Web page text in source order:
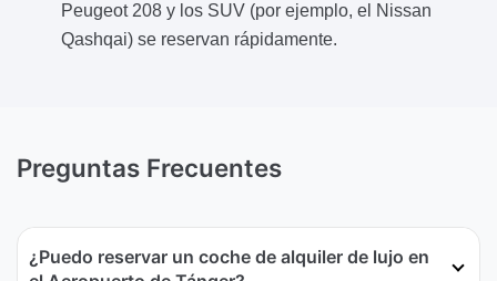
Peugeot 208 y los SUV (por ejemplo, el Nissan
Qashqai) se reservan rápidamente.
Preguntas Frecuentes
¿Puedo reservar un coche de alquiler de lujo en